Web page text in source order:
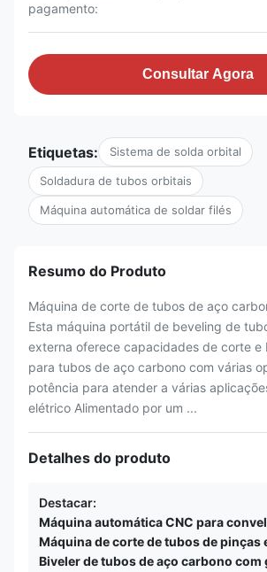
pagamento:
Consultar Agora
Etiquetas: Sistema de solda orbital
Soldadura de tubos orbitais
Máquina automática de soldar filés
Resumo do Produto
Máquina de corte de tubos de aço
Esta máquina portátil de beveling de
externa oferece capacidades de corte e
para tubos de aço carbono com várias
potência para atender a várias
elétrico Alimentado por um ...
Detalhes do produto
Destacar:
Máquina automática CNC para
Máquina de corte de tubos de pinças
Biveler de tubos de aço carbono com